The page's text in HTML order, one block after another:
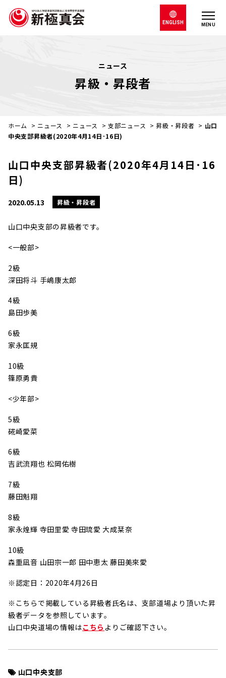
MENU
ENGLISH
ニュース
昇級・昇段者
ホーム > ニュース > ニュース >支部ニュース >昇級・昇段者 > 山口
中央支部昇級者(2020年4月14日･16日)
山口中央支部昇級者(2020年4月14日･16
日)
2020.05.13 昇級・昇段者
山口中央支部の昇級者です。
<一般部>
2級
深田将斗 手嶋康太郎
4級
島田歩美
6級
家永匡規
10級
篠原勇貴
<少年部>
5級
硴崎愛菜
6級
吉武流翔也 松岡佑樹
7級
藤田魁翔
8級
家永煌輝 寺田里愛 寺田琉愛 大成栞奈
10級
森重凪音 山田宗一郎 田中恵太 藤田美來愛
※認定日：2020年4月26日
※こちらで掲載している昇級者氏名は、支部道場より頂いた昇
級者データを参照しています。
山口中央道場の情報はこちら よりご確認下さい。
山口中央支部